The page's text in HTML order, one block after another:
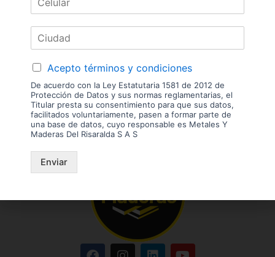
Acepto términos y condiciones
De acuerdo con la Ley Estatutaria 1581 de 2012 de
Protección de Datos y sus normas reglamentarias, el
Titular presta su consentimiento para que sus datos,
facilitados voluntariamente, pasen a formar parte de
una base de datos, cuyo responsable es Metales Y
Maderas Del Risaralda S A S
Enviar